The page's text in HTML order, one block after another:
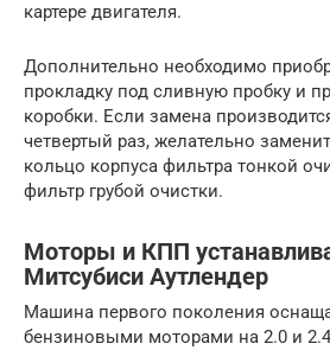
картере двигателя.
Дополнительно необходимо
прокладку под сливную пробку и
коробки. Если замена
четвертый раз, желательно
кольцо корпуса фильтра тонкой
фильтр грубой очистки.
Моторы и КПП
Митсубиси Аутлендер
Машина первого поколения
бензиновыми моторами на 2.0 и 2.4